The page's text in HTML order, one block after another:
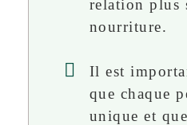
relation plus
nourriture.
Il est
que chaque
unique et